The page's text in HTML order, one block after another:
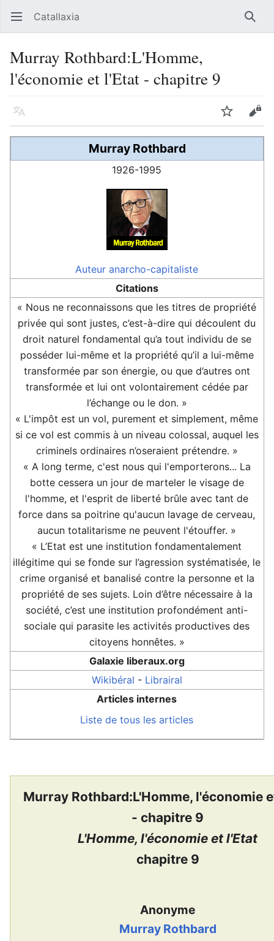
Ouvrir le menu principal Catallaxia
Murray Rothbard:L'Homme,
l'économie et l'Etat - chapitre 9
Langue Suivre
Murray Rothbard
1926-1995
Auteur anarcho-capitaliste
Citations
« Nous ne reconnaissons que les titres de propriété
privée qui sont justes, c’est-à-dire qui découlent du
droit naturel fondamental qu’a tout individu de se
posséder lui-même et la propriété qu’il a lui-même
transformée par son énergie, ou que d’autres ont
transformée et lui ont volontairement cédée par
l’échange ou le don. »
« L'impôt est un vol, purement et simplement, même
si ce vol est commis à un niveau colossal, auquel les
criminels ordinaires n’oseraient prétendre. »
« A long terme, c'est nous qui l'emporterons... La
botte cessera un jour de marteler le visage de
l'homme, et l'esprit de liberté brûle avec tant de
force dans sa poitrine qu'aucun lavage de cerveau,
aucun totalitarisme ne peuvent l'étouffer. »
« L’Etat est une institution fondamentalement
illégitime qui se fonde sur l’agression systématisée, le
crime organisé et banalisé contre la personne et la
propriété de ses sujets. Loin d’être nécessaire à la
société, c’est une institution profondément anti-
sociale qui parasite les activités productives des
citoyens honnêtes. »
Galaxie liberaux.org
Wikibéral - Librairal
Articles internes
Liste de tous les articles
Murray Rothbard:L'Homme, l'économie
- chapitre 9
L'Homme, l'économie et l'Etat
chapitre 9
Anonyme
Murray Rothbard